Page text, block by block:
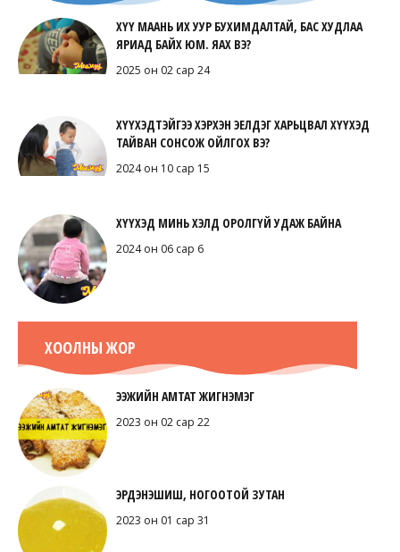
ХҮҮ МААНЬ ИХ УУР БУХИМДАЛТАЙ, БАС ХУДЛАА
ЯРИАД БАЙХ ЮМ. ЯАХ ВЭ?
2025 он 02 сар 24
ХҮҮХЭДТЭЙГЭЭ ХЭРХЭН ЭЕЛДЭГ ХАРЬЦВАЛ ХҮҮХЭД
ТАЙВАН СОНСОЖ ОЙЛГОХ ВЭ?
2024 он 10 сар 15
ХҮҮХЭД МИНЬ ХЭЛД ОРОЛГҮЙ УДАЖ БАЙНА
2024 он 06 сар 6
ХООЛНЫ ЖОР
ЭЭЖИЙН АМТАТ ЖИГНЭМЭГ
2023 он 02 сар 22
ЭРДЭНЭШИШ, НОГООТОЙ ЗУТАН
2023 он 01 сар 31